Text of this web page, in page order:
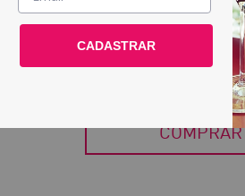
País / Região >
Le Club >
Almalarga Godello
Sacra 2024
POR:R$
COMPRAR
CADASTRAR